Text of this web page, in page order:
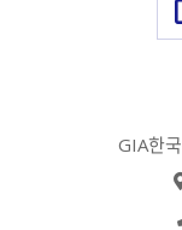
GIA한